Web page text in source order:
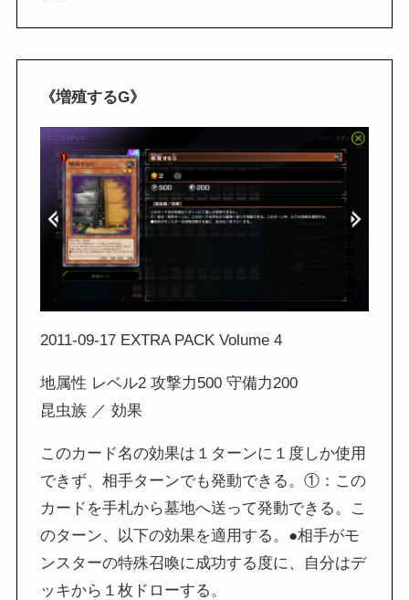
《増殖するG》
2011-09-17 EXTRA PACK Volume 4
地属性 レベル2 攻撃力500 守備力200
昆虫族 ／ 効果
このカード名の効果は１ターンに１度しか使用
できず、相手ターンでも発動できる。①：この
カードを手札から墓地へ送って発動できる。こ
のターン、以下の効果を適用する。●相手がモ
ンスターの特殊召喚に成功する度に、自分はデ
ッキから１枚ドローする。